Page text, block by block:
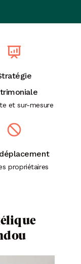
et sur-mesure
propriétaires